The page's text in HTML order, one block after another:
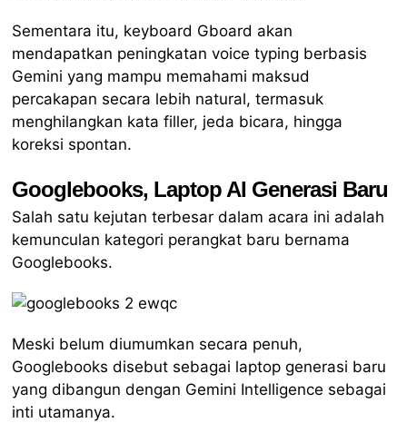
Sementara itu, keyboard Gboard akan
mendapatkan peningkatan voice typing berbasis
Gemini yang mampu memahami maksud
percakapan secara lebih natural, termasuk
menghilangkan kata filler, jeda bicara, hingga
koreksi spontan.
Googlebooks, Laptop AI Generasi Baru
Salah satu kejutan terbesar dalam acara ini adalah
kemunculan kategori perangkat baru bernama
Googlebooks.
Meski belum diumumkan secara penuh,
Googlebooks disebut sebagai laptop generasi baru
yang dibangun dengan Gemini Intelligence sebagai
inti utamanya.